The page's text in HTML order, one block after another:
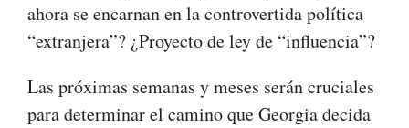
ahora se encarnan en la controvertida política
“extranjera”? ¿Proyecto de ley de “influencia”?
Las próximas semanas y meses serán cruciales
para determinar el camino que Georgia decida